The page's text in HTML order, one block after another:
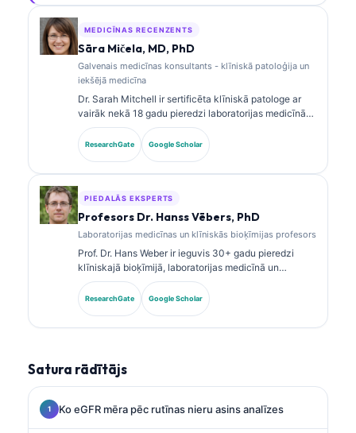
interpretāciju un laboratorijas diagnostiku
laboratorijas medicīnas jomā.
MEDICĪNAS RECENZENTS
Sāra Mičela, MD, PhD
Galvenais medicīnas konsultants - klīniskā patoloģija un
iekšējā medicīna
Dr. Sarah Mitchell ir sertificēta klīniskā patologe ar
vairāk nekā 18 gadu pieredzi laboratorijas medicīnā
un diagnostikas analīzē. Viņai ir specializētas
sertifikācijas klīniskajā ķīmijā, un viņa plaši
publicējusi pētījumus par biomarķieru paneļiem un
ResearchGate Google Scholar
PIEDALĀS EKSPERTS
Profesors Dr. Hanss Vēbers, PhD
Laboratorijas medicīnas un klīniskās bioķīmijas profesors
Prof. Dr. Hans Weber ir ieguvis 30+ gadu pieredzi
klīniskajā bioķīmijā, laboratorijas medicīnā un
biomarķieru pētniecībā. Bijušais Vācijas Klīniskās
ķīmijas biedrības prezidents, viņš specializējas
diagnostikas paneļu analīzē, biomarķieru
ResearchGate Google Scholar
Satura rādītājs
Ko eGFR mēra pēc rutīnas nieru asins analīzes